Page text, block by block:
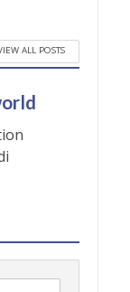
ALL POSTS